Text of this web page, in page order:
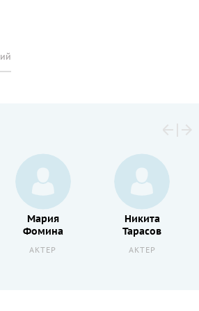
Мария
Фомина
АКТЕР
Никита
Тарасов
АКТЕР